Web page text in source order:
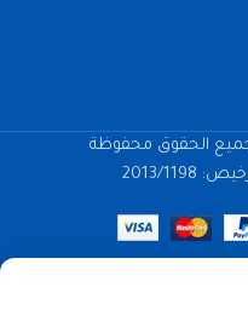
الحقوق محفوظة
1198